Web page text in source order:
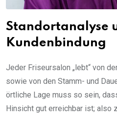
Standortanalyse
Kundenbindung
Jeder Friseursalon „lebt“ von
sowie von den Stamm- und
örtliche Lage muss so sein,
Hinsicht gut erreichbar ist; also